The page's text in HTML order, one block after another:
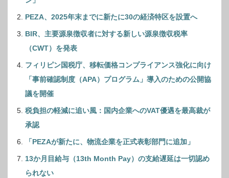
PEZA、2025年末までに新たに30の経済特区を設置へ
BIR、主要源泉徴収者に対する新しい源泉徴収税率
（CWT）を発表
フィリピン国税庁、移転価格コンプライアンス強化に向け
「事前確認制度（APA）プログラム」導入のための公開協
議を開催
税負担の軽減に追い風：国内企業へのVAT優遇を最高裁が
承認
「PEZAが新たに、物流企業を正式表彰部門に追加」
13か月目給与（13th Month Pay）の支給遅延は一切認め
られない